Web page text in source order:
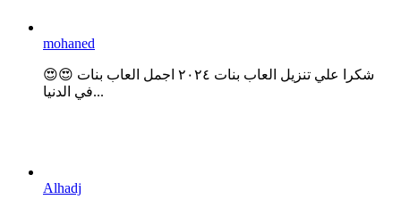
mohaned
😍😍 شكرا علي تنزيل العاب بنات ٢٠٢٤ اجمل العاب بنات
في الدنيا...
Alhadj